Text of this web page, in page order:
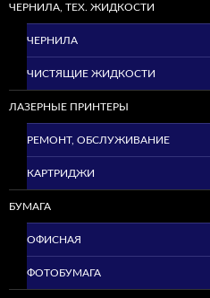
ЧЕРНИЛА, ТЕХ. ЖИДКОСТИ
ЧЕРНИЛА
ЧИСТЯЩИЕ ЖИДКОСТИ
ЛАЗЕРНЫЕ ПРИНТЕРЫ
РЕМОНТ, ОБСЛУЖИВАНИЕ
КАРТРИДЖИ
БУМАГА
ОФИСНАЯ
ФОТОБУМАГА